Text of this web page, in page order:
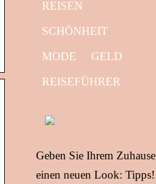
REISEN
SCHÖNHEIT
MODE
GELD
REISEFÜHRER
Geben Sie Ihrem Zuhause
einen neuen Look: Tipps!